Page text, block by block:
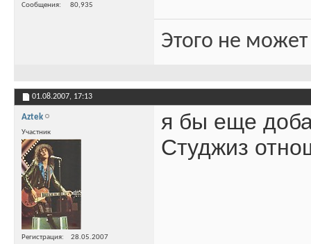
Сообщения
80,935
Этого не
01.08.2007, 17:13
Aztek
Участник
Регистрация
28.05.2007
я бы еще
Студжиз